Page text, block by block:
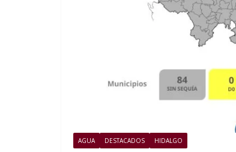
AGUA DESTACADOS HIDALGO